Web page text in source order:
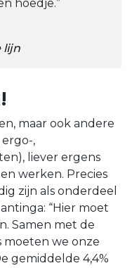
hoedje.”
lijn
maar ook andere
ergo-,
liever ergens
werken. Precies
zijn als onderdeel
“Hier moet
Samen met de
moeten we onze
gemiddelde 4,4%